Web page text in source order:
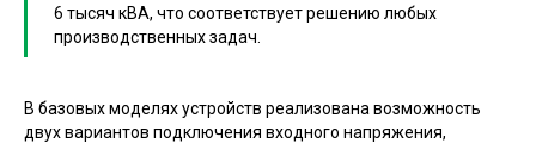
6 тысяч кВА, что соответствует решению любых
производственных задач.
В базовых моделях устройств реализована возможность
двух вариантов подключения входного напряжения,